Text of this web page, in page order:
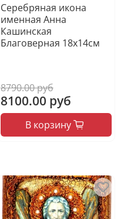
Серебряная икона
именная Анна
Кашинская
Благоверная 18x14см
8790.00 руб
8100.00 руб
В корзину